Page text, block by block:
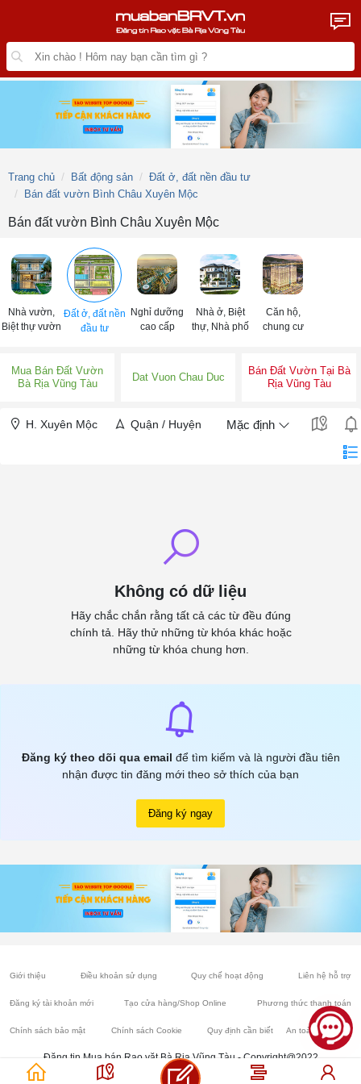
Trang chủ Bất động sản
Đất ở, đất nền đầu tư
Bán đất vườn Bình Châu Xuyên Mộc
Bán đất vườn Bình Châu Xuyên Mộc
Nhà vườn,
Biệt thự vườn
Đất ở, đất nền
đầu tư
Nghỉ dưỡng
cao cấp
Nhà ở, Biệt
thự, Nhà phố
Căn hộ,
chung cư
Mua Bán Đất Vườn
Bà Rịa Vũng Tàu
Dat Vuon Chau Duc
Bán Đất Vườn Tại Bà
Rịa Vũng Tàu
H. Xuyên Mộc Quận / Huyện Mặc định
Không có dữ liệu
Hãy chắc chắn rằng tất cả các từ đều đúng
chính tả. Hãy thử những từ khóa khác hoặc
những từ khóa chung hơn.
Đăng ký theo dõi qua email để tìm kiếm và là người đầu tiên
nhận được tin đăng mới theo sở thích của bạn
Đăng ký ngay
Giới thiệu Điều khoản sử dụng Quy chế hoạt động Liên hệ hỗ trợ
Đăng ký tài khoản mới Tạo cửa hàng/Shop Online Phương thức thanh toán
Chính sách bảo mật Chính sách Cookie Quy định cần biết An toàn mua bán
Đăng tin Mua bán Rao vặt Bà Rịa Vũng Tàu - Copyright@2022
Chợ Nhà đất Vũng Tàu, Bất động sản, Ô tô, Xe máy, Điện thoại, Nội thất, Cây